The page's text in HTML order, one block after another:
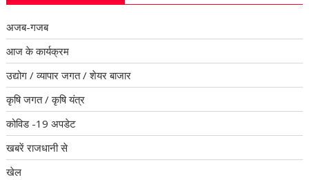
अजब-गजब
आज के कार्यक्रम
उद्योग / व्यापार जगत / शेयर बाजार
कृषि जगत / कृषि यंत्र
कोविड -19 अपडेट
खबरें राजधानी से
खेल